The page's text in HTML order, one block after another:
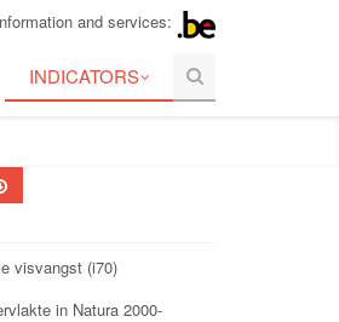
and services:
INDICATORS
visvangst (i70)
in Natura 2000-